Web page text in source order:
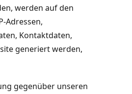
werden auf den
Adressen,
Kontaktdaten,
generiert werden,
gegenüber unseren